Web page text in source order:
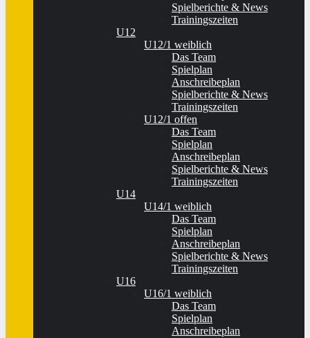
Spielberichte & News
Trainingszeiten
U12
U12/1 weiblich
Das Team
Spielplan
Anschreibeplan
Spielberichte & News
Trainingszeiten
U12/1 offen
Das Team
Spielplan
Anschreibeplan
Spielberichte & News
Trainingszeiten
U14
U14/1 weiblich
Das Team
Spielplan
Anschreibeplan
Spielberichte & News
Trainingszeiten
U16
U16/1 weiblich
Das Team
Spielplan
Anschreibeplan